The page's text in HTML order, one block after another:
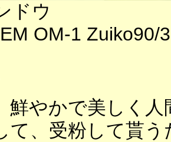
ドウ
OM-1 Zuiko90/
鮮やかで美しく
て、受粉して貰